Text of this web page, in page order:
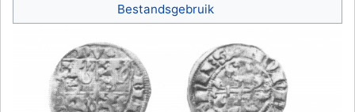
Bestandsgebruik